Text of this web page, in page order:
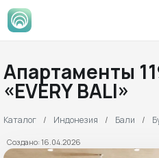
Апартаменты
«EVERY BALI»
Каталог Индонезия Бали
Создано: 16.04.2026